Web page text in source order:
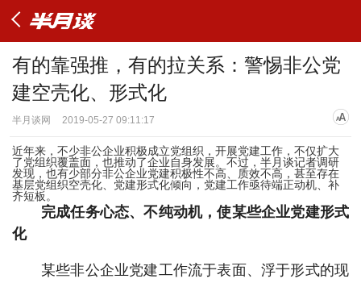
有的靠强推，有的拉关系：警惕非公党
建空壳化、形式化
半月谈网 2019-05-27 09:11:17
近年来，不少非公企业积极成立党组织，开展党建工作，不仅扩大
了党组织覆盖面，也推动了企业自身发展。不过，半月谈记者调研
发现，也有少部分非公企业党建积极性不高、质效不高，甚至存在
基层党组织空壳化、党建形式化倾向，党建工作亟待端正动机、补
齐短板。
完成任务心态、不纯动机，使某些企业党建形式
化
某些非公企业党建工作流于表面、浮于形式的现